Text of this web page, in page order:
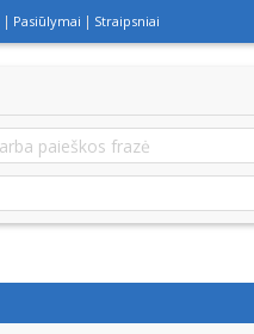
Pasiūlymai Straipsniai